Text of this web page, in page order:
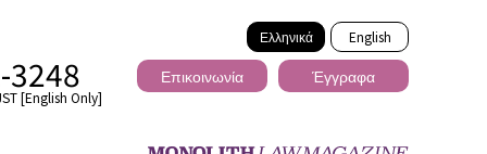
Ελληνικά English
3248
[English Only]
Επικοινωνία Έγγραφα